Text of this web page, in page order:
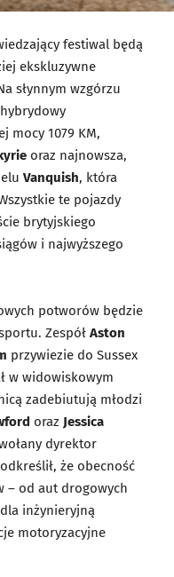
festiwal będą
ekskluzywne
słynnym wzgórzu
mocy 1079 KM,
oraz najnowsza,
Vanquish, która
te pojazdy
brytyjskiego
i najwyższego
potworów będzie
Zespół Aston
przywiezie do Sussex
w widowiskowym
zadebiutują młodzi
oraz Jessica
dyrektor
że obecność
– od aut drogowych
inżynieryjną
motoryzacyjne